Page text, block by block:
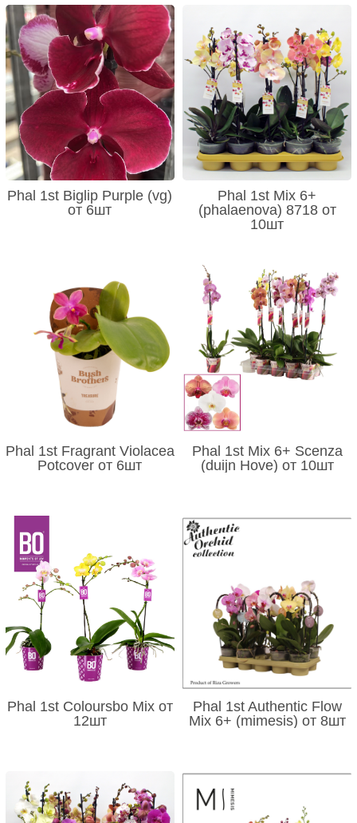
Phal 1st Biglip Purple (vg)
от 6шт
Phal 1st Mix 6+
(phalaenova) 8718 от
10шт
Phal 1st Fragrant Violacea
Potcover от 6шт
Phal 1st Mix 6+ Scenza
(duijn Hove) от 10шт
Phal 1st Coloursbo Mix от
12шт
Phal 1st Authentic Flow
Mix 6+ (mimesis) от 8шт